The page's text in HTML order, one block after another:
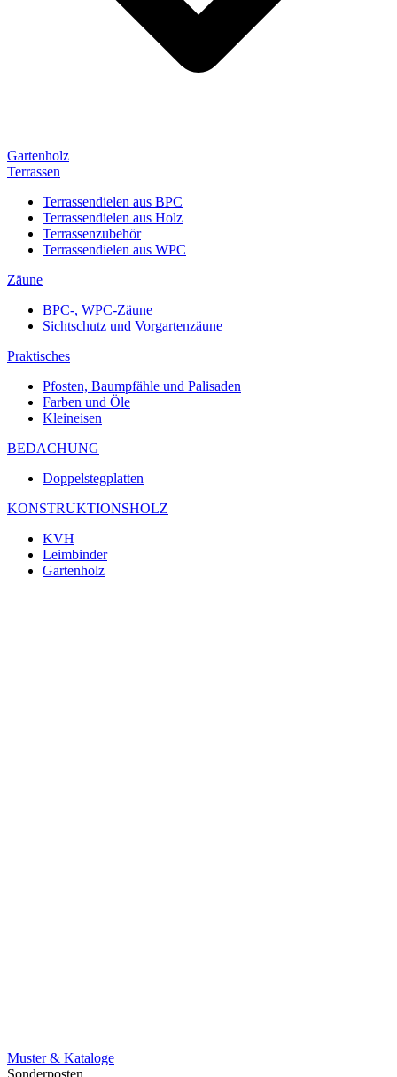
Gartenholz
Terrassen
Terrassendielen aus BPC
Terrassendielen aus Holz
Terrassenzubehör
Terrassendielen aus WPC
Zäune
BPC-, WPC-Zäune
Sichtschutz und Vorgartenzäune
Praktisches
Pfosten, Baumpfähle und Palisaden
Farben und Öle
Kleineisen
BEDACHUNG
Doppelstegplatten
KONSTRUKTIONSHOLZ
KVH
Leimbinder
Gartenholz
Muster & Kataloge
Sonderposten